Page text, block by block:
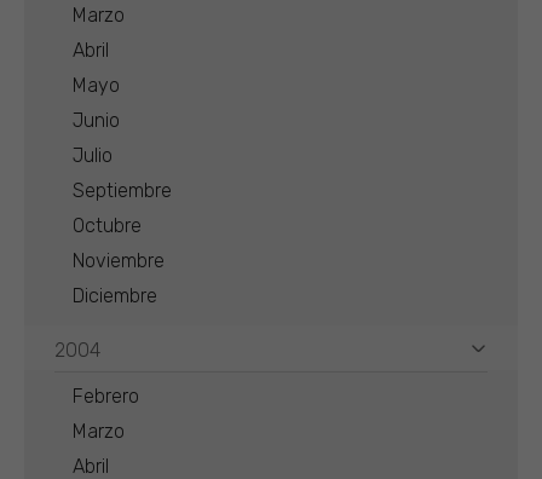
Marzo
Abril
Mayo
Junio
Julio
Septiembre
Octubre
Noviembre
Diciembre
2004
Febrero
Marzo
Abril